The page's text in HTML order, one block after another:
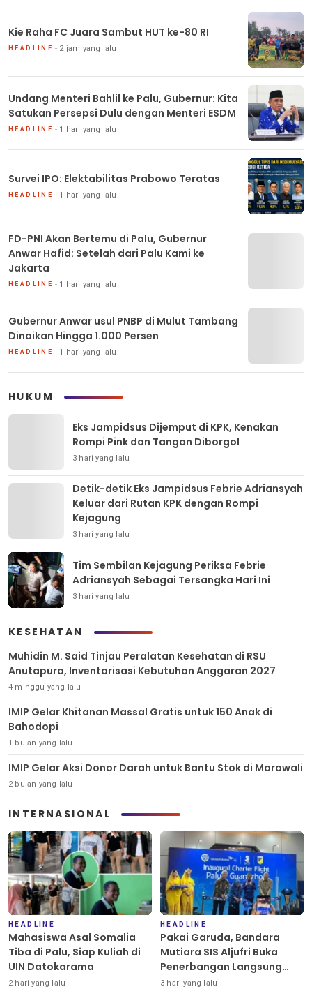
Kie Raha FC Juara Sambut HUT ke-80 RI
HEADLINE 2 jam yang lalu
Undang Menteri Bahlil ke Palu, Gubernur: Kita
Satukan Persepsi Dulu dengan Menteri ESDM
HEADLINE 1 hari yang lalu
Survei IPO: Elektabilitas Prabowo Teratas
HEADLINE 1 hari yang lalu
FD-PNI Akan Bertemu di Palu, Gubernur
Anwar Hafid: Setelah dari Palu Kami ke
Jakarta
HEADLINE 1 hari yang lalu
Gubernur Anwar usul PNBP di Mulut Tambang
Dinaikan Hingga 1.000 Persen
HEADLINE 1 hari yang lalu
HUKUM
Eks Jampidsus Dijemput di KPK, Kenakan
Rompi Pink dan Tangan Diborgol
3 hari yang lalu
Detik-detik Eks Jampidsus Febrie Adriansyah
Keluar dari Rutan KPK dengan Rompi
Kejagung
3 hari yang lalu
Tim Sembilan Kejagung Periksa Febrie
Adriansyah Sebagai Tersangka Hari Ini
3 hari yang lalu
KESEHATAN
Muhidin M. Said Tinjau Peralatan Kesehatan di RSU
Anutapura, Inventarisasi Kebutuhan Anggaran 2027
4 minggu yang lalu
IMIP Gelar Khitanan Massal Gratis untuk 150 Anak di
Bahodopi
1 bulan yang lalu
IMIP Gelar Aksi Donor Darah untuk Bantu Stok di Morowali
2 bulan yang lalu
INTERNASIONAL
HEADLINE
Mahasiswa Asal Somalia
Tiba di Palu, Siap Kuliah di
UIN Datokarama
2 hari yang lalu
HEADLINE
Pakai Garuda, Bandara
Mutiara SIS Aljufri Buka
Penerbangan Langsung
Palu-Guangzhou
3 hari yang lalu